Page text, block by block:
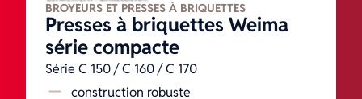
BROYEURS ET PRESSES À BRIQUETTES
Presses à briquettes Weima
série compacte
Série C 150 / C 160 / C 170
construction robuste